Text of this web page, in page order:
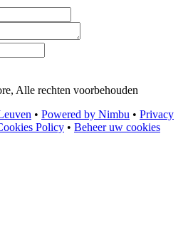
Alle rechten voorbehouden
• Powered by Nimbu • Privacy
Policy • Beheer uw cookies